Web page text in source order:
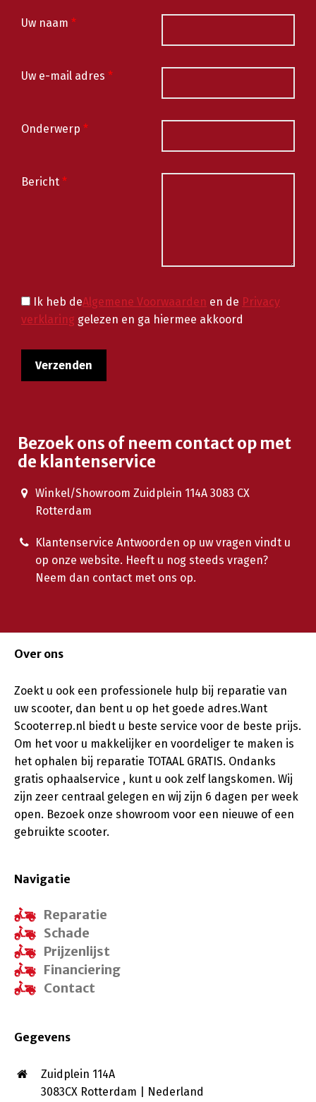
Uw naam *
Uw e-mail adres *
Onderwerp *
Bericht *
Ik heb deAlgemene Voorwaarden en de Privacy
verklaring gelezen en ga hiermee akkoord
Bezoek ons of neem contact op met
de klantenservice
Winkel/Showroom Zuidplein 114A 3083 CX
Rotterdam
Klantenservice Antwoorden op uw vragen vindt u
op onze website. Heeft u nog steeds vragen?
Neem dan contact met ons op.
Over ons
Zoekt u ook een professionele hulp bij reparatie van
uw scooter, dan bent u op het goede adres.Want
Scooterrep.nl biedt u beste service voor de beste prijs.
Om het voor u makkelijker en voordeliger te maken is
het ophalen bij reparatie TOTAAL GRATIS. Ondanks
gratis ophaalservice , kunt u ook zelf langskomen. Wij
zijn zeer centraal gelegen en wij zijn 6 dagen per week
open. Bezoek onze showroom voor een nieuwe of een
gebruikte scooter.
Navigatie
Reparatie
Schade
Prijzenlijst
Financiering
Contact
Gegevens
Zuidplein 114A
3083CX Rotterdam | Nederland